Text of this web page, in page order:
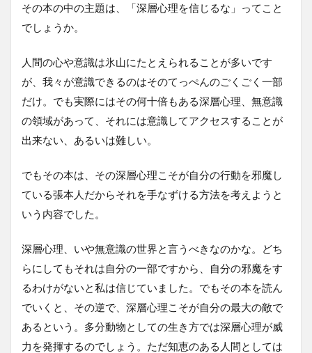
その本の中の主題は、「深層心理を信じるな」ってこと
でしょうか。
人間の心や意識は氷山にたとえられることが多いです
が、我々が意識できるのはそのてっぺんのごくごく一部
だけ。でも実際にはその何十倍もある深層心理、無意識
の領域があって、それには意識してアクセスすることが
出来ない、あるいは難しい。
でもその本は、その深層心理こそが自分の行動を邪魔し
ている張本人だからそれを手なずける方法を考えようと
いう内容でした。
深層心理、いや無意識の世界と言うべきなのかな。どち
らにしてもそれは自分の一部ですから、自分の邪魔をす
るわけがないと私は信じていました。でもその本を読ん
でいくと、その逆で、深層心理こそが自分の最大の敵で
あるという。多分動物としての生き方では深層心理が威
力を発揮するのでしょう。ただ知恵のある人間としては